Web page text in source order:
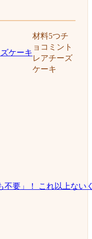
材料5つチ
ョコミント
レアチーズ
ケーキ